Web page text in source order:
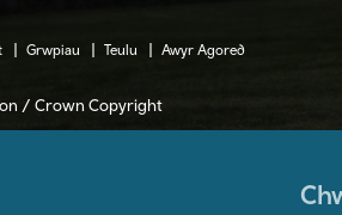
Grwpiau Teulu Awyr Agored
/ Crown Copyright